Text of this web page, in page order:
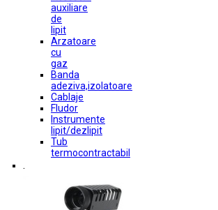
auxiliare
de
lipit
Arzatoare
cu
gaz
Banda
adeziva,izolatoare
Cablaje
Fludor
Instrumente
lipit/dezlipit
Tub
termocontractabil
.